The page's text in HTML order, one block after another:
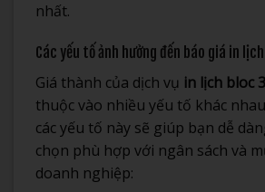
nhất.
Các yếu tố ảnh hưởng đến báo giá in
Giá thành của dịch vụ in lịch bloc
thuộc vào nhiều yếu tố khác
các yếu tố này sẽ giúp bạn dễ
chọn phù hợp với ngân sách và
doanh nghiệp: